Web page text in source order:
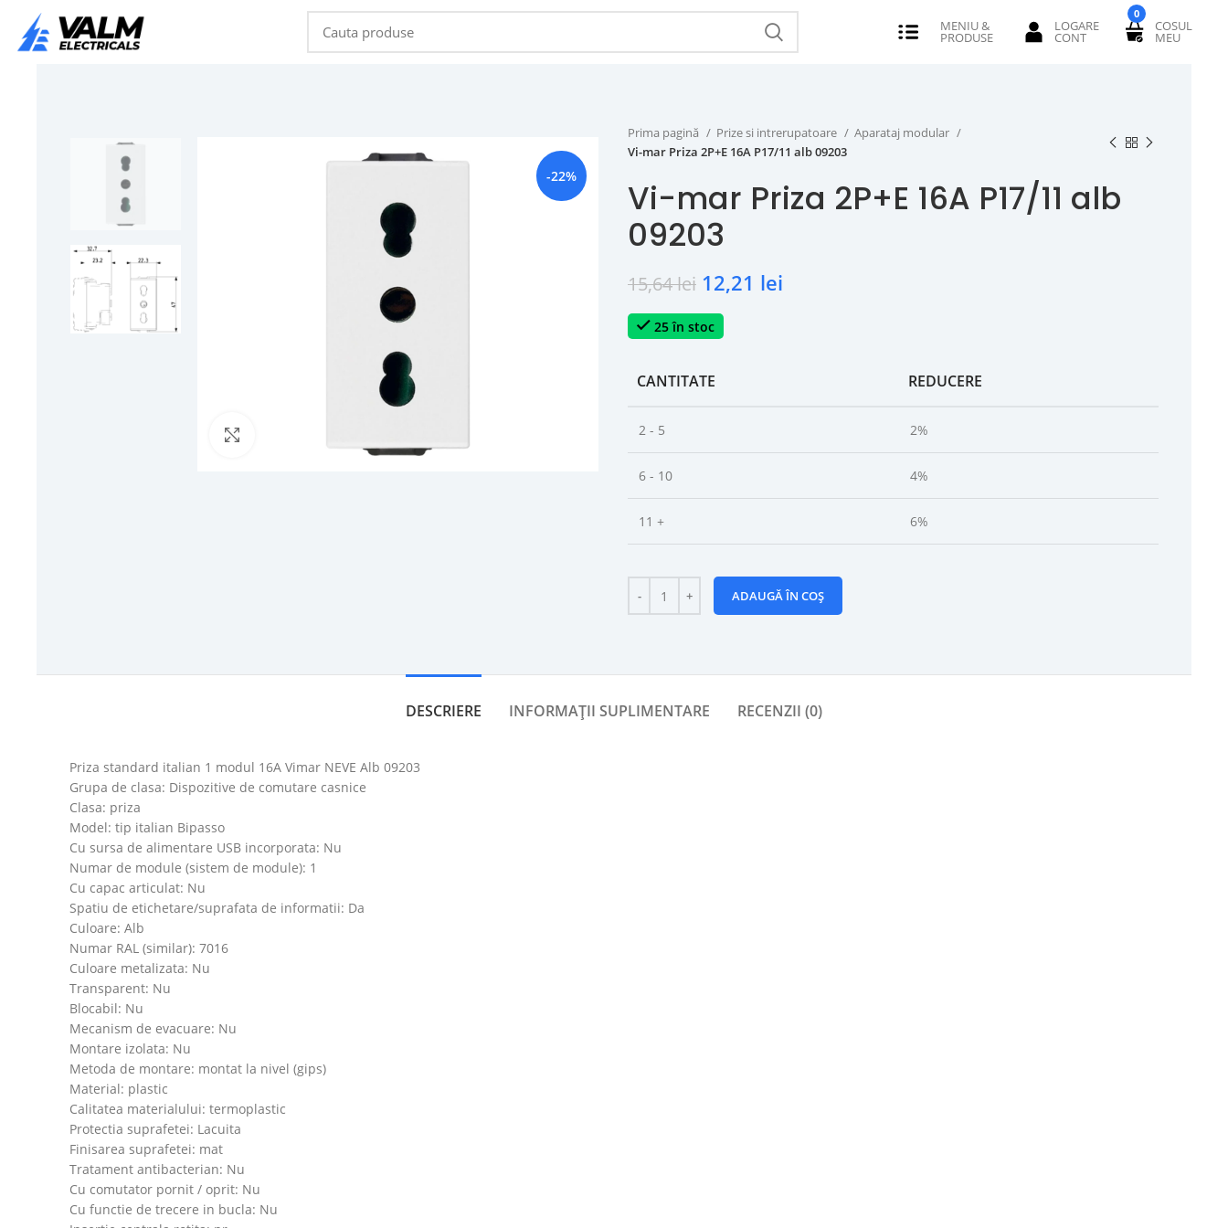
0
-22%
Prima pagină Prize si intrerupatoare
Aparataj modular
Vi-mar Priza 2P+E 16A P17/11 alb 09203
Vi-mar Priza 2P+E 16A P17/11 alb
09203
15,64lei 12,21 lei
25 în stoc
CANTITATE REDUCERE
2 - 5 2%
6 - 10 4%
11 + 6%
ADAUGĂ ÎN COȘ
DESCRIERE INFORMAȚII SUPLIMENTARE RECENZII (0)
Priza standard italian 1 modul 16A Vimar NEVE Alb 09203
Grupa de clasa: Dispozitive de comutare casnice
Clasa: priza
Model: tip italian Bipasso
Cu sursa de alimentare USB incorporata: Nu
Numar de module (sistem de module): 1
Cu capac articulat: Nu
Spatiu de etichetare/suprafata de informatii: Da
Culoare: Alb
Numar RAL (similar): 7016
Culoare metalizata: Nu
Transparent: Nu
Blocabil: Nu
Mecanism de evacuare: Nu
Montare izolata: Nu
Metoda de montare: montat la nivel (gips)
Material: plastic
Calitatea materialului: termoplastic
Protectia suprafetei: Lacuita
Finisarea suprafetei: mat
Tratament antibacterian: Nu
Cu comutator pornit / oprit: Nu
Cu functie de trecere in bucla: Nu